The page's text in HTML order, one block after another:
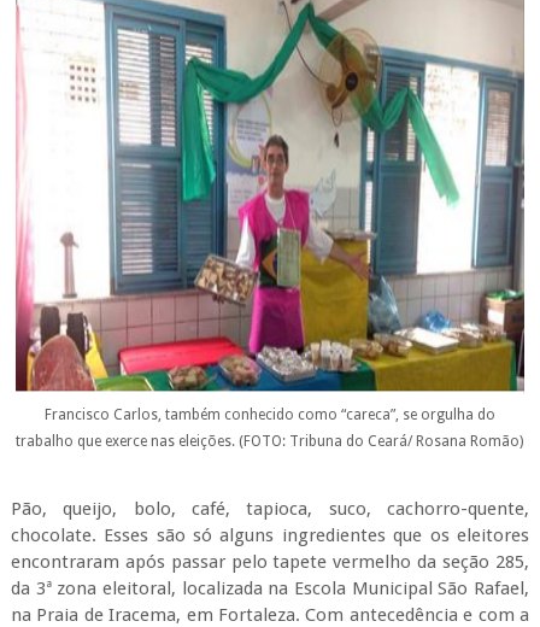
Francisco Carlos, também conhecido como “careca”, se orgulha do
trabalho que exerce nas eleições. (FOTO: Tribuna do Ceará/ Rosana Romão)
Pão, queijo, bolo, café, tapioca, suco, cachorro-quente,
chocolate. Esses são só alguns ingredientes que os eleitores
encontraram após passar pelo tapete vermelho da seção 285,
da 3ª zona eleitoral, localizada na Escola Municipal São Rafael,
na Praia de Iracema, em Fortaleza. Com antecedência e com a